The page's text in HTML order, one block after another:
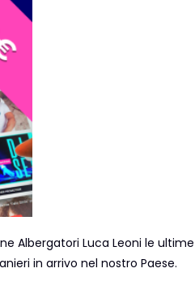
Albergatori Luca Leoni le
in arrivo nel nostro Paese.